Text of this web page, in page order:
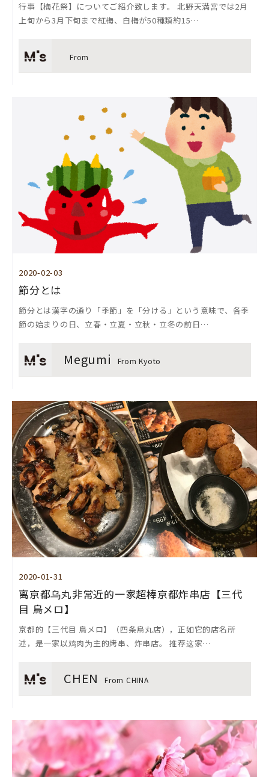
行事【梅花祭】についてご紹介致します。 北野天満宮では2月
上旬から3月下旬まで紅梅、白梅が50種類約15…
From
2020-02-03
節分とは
節分とは漢字の通り「季節」を「分ける」という意味で、各季
節の始まりの日、立春・立夏・立秋・立冬の前日…
Megumi From Kyoto
2020-01-31
离京都乌丸非常近的一家超棒京都炸串店【三代
目 鳥メロ】
京都的【三代目 鳥メロ】（四条烏丸店），正如它的店名所
述，是一家以鸡肉为主的烤串、炸串店。 推荐这家…
CHEN From CHINA